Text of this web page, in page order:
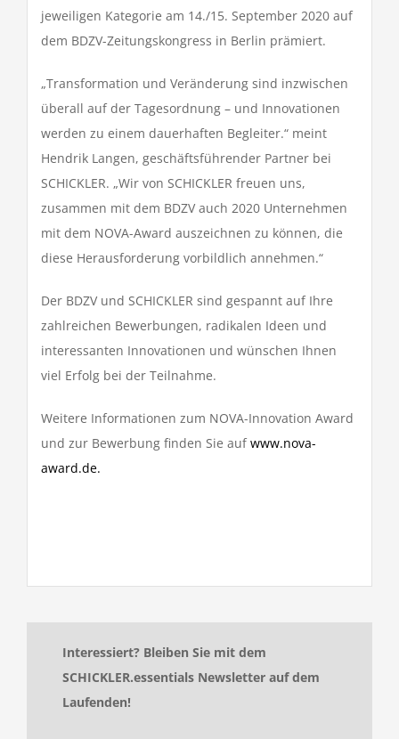
jeweiligen Kategorie am 14./15. September 2020 auf
dem BDZV-Zeitungskongress in Berlin prämiert.
„Transformation und Veränderung sind inzwischen
überall auf der Tagesordnung – und Innovationen
werden zu einem dauerhaften Begleiter.“ meint
Hendrik Langen, geschäftsführender Partner bei
SCHICKLER. „Wir von SCHICKLER freuen uns,
zusammen mit dem BDZV auch 2020 Unternehmen
mit dem NOVA-Award auszeichnen zu können, die
diese Herausforderung vorbildlich annehmen.“
Der BDZV und SCHICKLER sind gespannt auf Ihre
zahlreichen Bewerbungen, radikalen Ideen und
interessanten Innovationen und wünschen Ihnen
viel Erfolg bei der Teilnahme.
Weitere Informationen zum NOVA-Innovation Award
und zur Bewerbung finden Sie aufwww.nova-
award.de.
Interessiert? Bleiben Sie mit dem
SCHICKLER.essentials Newsletter auf dem
Laufenden!